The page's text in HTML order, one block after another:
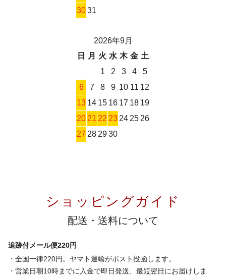
3031
2026年9月
日
月 火 水 木 金 土
1
2 3 4
5
6
7 8 9 10 11 12
13 14 15 16 17 18 19
2021 22 23242526
27 282930
ショッピングガイド
配送・送料について
追跡付メール便220円
・全国一律220円。ヤマト運輸がポスト投函します。
・営業日朝10時までに入金で即日発送、最短翌日にお届けしま